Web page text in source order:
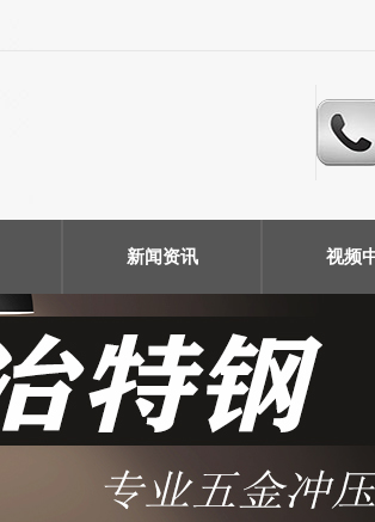
新闻资讯 视频